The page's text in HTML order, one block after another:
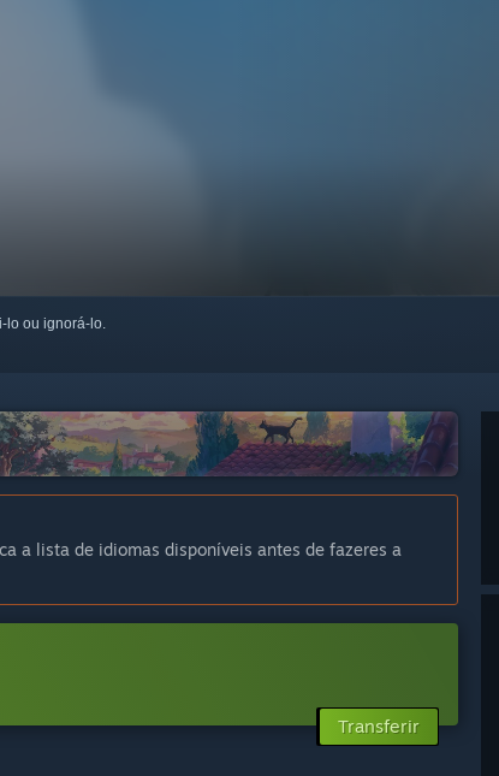
lo ou ignorá-lo.
a lista de idiomas disponíveis antes de fazeres a
Transferir